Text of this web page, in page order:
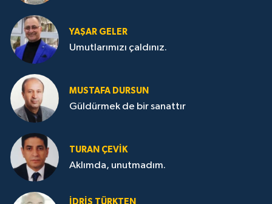
YAŞAR GELER
Umutlarımızı çaldınız.
MUSTAFA DURSUN
Güldürmek de bir sanattır
TURAN ÇEVİK
Aklımda, unutmadım.
İDRİS TÜRKTEN